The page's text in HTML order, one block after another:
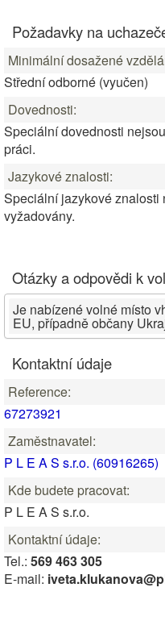
Požadavky na
Minimální dosažené
Střední odborné (vyučen)
Dovednosti:
Speciální dovednosti
práci.
Jazykové znalosti:
Speciální jazykové znalosti
vyžadovány.
Otázky a odpovědi k
Je nabízené volné místo
EU, případně občany
Kontaktní údaje
Reference:
67273921
Zaměstnavatel:
P L E A S s.r.o. (60916265)
Kde budete pracovat:
P L E A S s.r.o.
Kontaktní údaje:
Tel.: 569 463 305
E-mail: